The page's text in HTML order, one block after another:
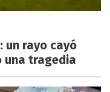
un rayo cayó
una tragedia